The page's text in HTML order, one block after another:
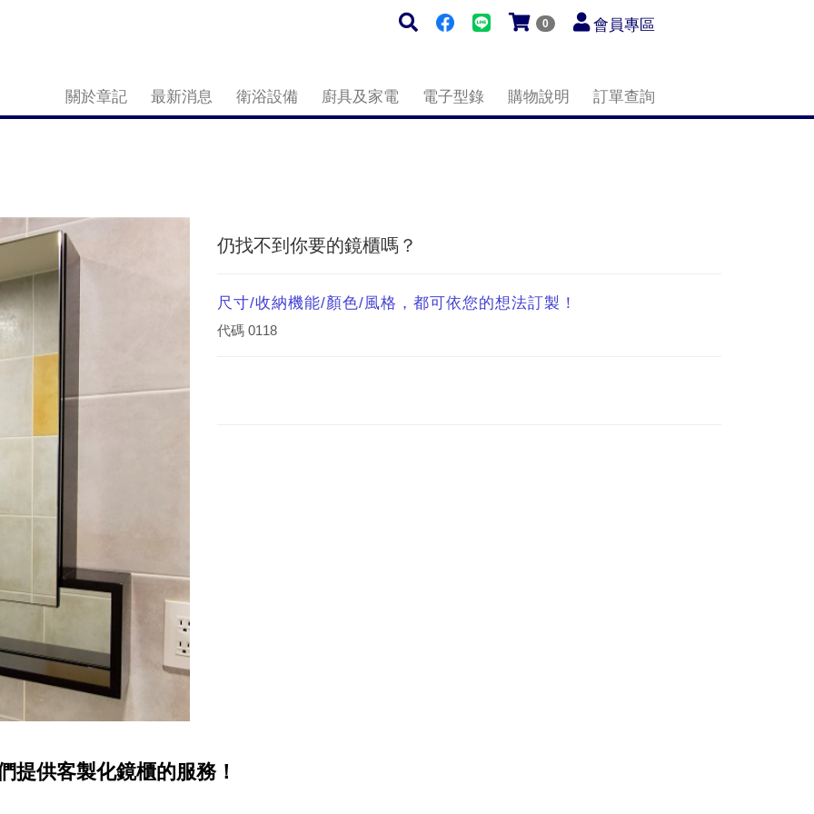
0 會員專區
關於章記 最新消息 衛浴設備 廚具及家電 電子型錄 購物說明 訂單查詢
仍找不到你要的鏡櫃嗎？
尺寸/收納機能/顏色/風格，都可依您的想法訂製！
代碼 0118
提供客製化鏡櫃的服務！